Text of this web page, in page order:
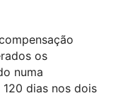
os
numa
dias nos dois